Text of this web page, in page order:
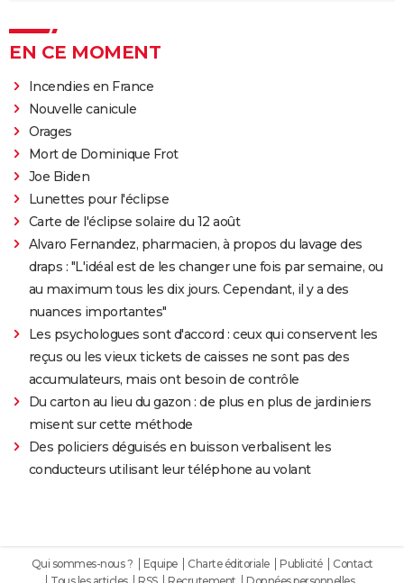
EN CE MOMENT
Incendies en France
Nouvelle canicule
Orages
Mort de Dominique Frot
Joe Biden
Lunettes pour l'éclipse
Carte de l'éclipse solaire du 12 août
Alvaro Fernandez, pharmacien, à propos du lavage des
draps : "L'idéal est de les changer une fois par semaine, ou
au maximum tous les dix jours. Cependant, il y a des
nuances importantes"
Les psychologues sont d'accord : ceux qui conservent les
reçus ou les vieux tickets de caisses ne sont pas des
accumulateurs, mais ont besoin de contrôle
Du carton au lieu du gazon : de plus en plus de jardiniers
misent sur cette méthode
Des policiers déguisés en buisson verbalisent les
conducteurs utilisant leur téléphone au volant
Qui sommes-nous ? Equipe Charte éditoriale Publicité
Contact